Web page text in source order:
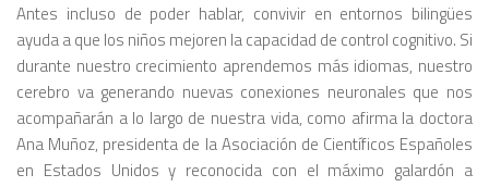
Antes incluso de poder hablar, convivir en entornos bilingües
ayuda a que los niños mejoren la capacidad de control cognitivo. Si
durante nuestro crecimiento aprendemos más idiomas, nuestro
cerebro va generando nuevas conexiones neuronales que nos
acompañarán a lo largo de nuestra vida, como afirma la doctora
Ana Muñoz, presidenta de la Asociación de Científicos Españoles
en Estados Unidos y reconocida con el máximo galardón a